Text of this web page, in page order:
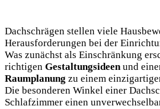
Dachschrägen stellen viele
Herausforderungen bei der
Was zunächst als Einschränkung
richtigen Gestaltungsideenund
Raumplanung zu einem
Die besonderen Winkel einer
Schlafzimmer einen